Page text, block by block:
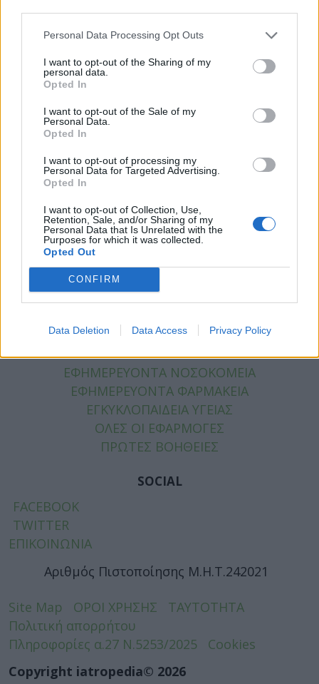
Personal Data Processing Opt Outs
I want to opt-out of the Sharing of my
personal data.
Opted In
I want to opt-out of the Sale of my
Personal Data.
Opted In
I want to opt-out of processing my
Personal Data for Targeted Advertising.
Opted In
I want to opt-out of Collection, Use,
Retention, Sale, and/or Sharing of my
Personal Data that Is Unrelated with the
Purposes for which it was collected.
Opted Out
CONFIRM
Data Deletion Data Access Privacy Policy
Facebook
Twitter
Tags:EOPYY
ΥΓΕΙΑ
ΨΥΧΙΚΗ ΥΓΕΙΑ
ΔΙΑΤΡΟΦΗ
ΕΠΙΧΕΙΡΕΙΝ
HEALTH TALKS
ΕΦΗΜΕΡΕΥΟΝΤΑ ΝΟΣΟΚΟΜΕΙΑ
ΕΦΗΜΕΡΕΥΟΝΤΑ ΦΑΡΜΑΚΕΙΑ
ΕΓΚΥΚΛΟΠΑΙΔΕΙΑ ΥΓΕΙΑΣ
ΟΛΕΣ ΟΙ ΕΦΑΡΜΟΓΕΣ
ΠΡΩΤΕΣ ΒΟΗΘΕΙΕΣ
SOCIAL
FACEBOOK
TWITTER
ΕΠΙΚΟΙΝΩΝΙΑ
Αριθμός Πιστοποίησης Μ.Η.Τ.242021
Site Map ΟΡΟΙ ΧΡΗΣΗΣ
ΤΑΥΤΟΤΗΤΑ
Πολιτική απορρήτου
Πληροφορίες α.27 Ν.5253/2025
Cookies
Copyright iatropedia© 2026